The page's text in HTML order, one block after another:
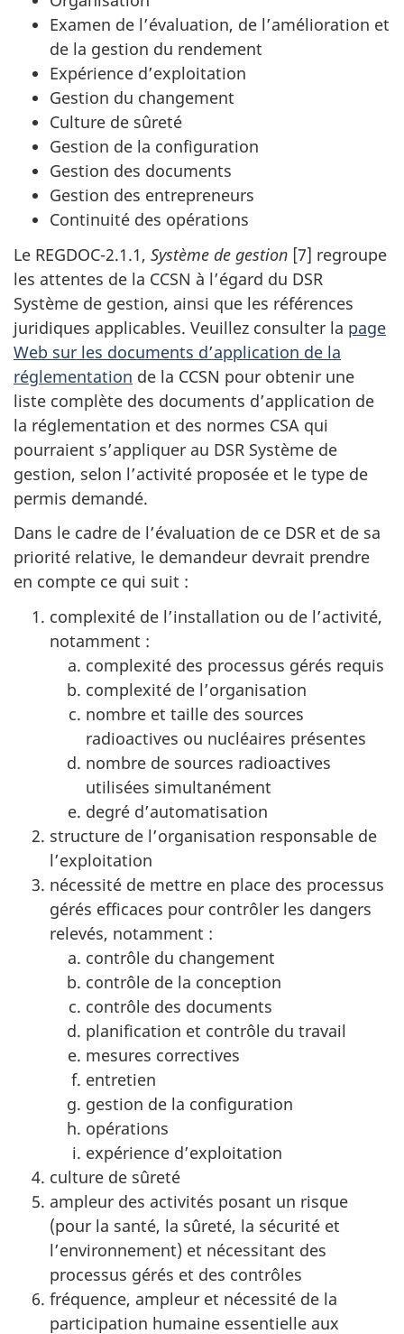
Examen de l’évaluation, de l’amélioration et
de la gestion du rendement
Expérience d’exploitation
Gestion du changement
Culture de sûreté
Gestion de la configuration
Gestion des documents
Gestion des entrepreneurs
Continuité des opérations
Le REGDOC-2.1.1, Système de gestion [7] regroupe
les attentes de la CCSN à l’égard du DSR
Système de gestion, ainsi que les références
juridiques applicables. Veuillez consulter la page
Web sur les documents d’application de la
réglementation de la CCSN pour obtenir une
liste complète des documents d’application de
la réglementation et des normes CSA qui
pourraient s’appliquer au DSR Système de
gestion, selon l’activité proposée et le type de
permis demandé.
Dans le cadre de l’évaluation de ce DSR et de sa
priorité relative, le demandeur devrait prendre
en compte ce qui suit :
complexité de l’installation ou de l’activité,
notamment :
complexité des processus gérés requis
complexité de l’organisation
nombre et taille des sources
radioactives ou nucléaires présentes
nombre de sources radioactives
utilisées simultanément
degré d’automatisation
structure de l’organisation responsable de
l’exploitation
nécessité de mettre en place des processus
gérés efficaces pour contrôler les dangers
relevés, notamment :
contrôle du changement
contrôle de la conception
contrôle des documents
planification et contrôle du travail
mesures correctives
entretien
gestion de la configuration
opérations
expérience d’exploitation
culture de sûreté
ampleur des activités posant un risque
(pour la santé, la sûreté, la sécurité et
l’environnement) et nécessitant des
processus gérés et des contrôles
fréquence, ampleur et nécessité de la
participation humaine essentielle aux